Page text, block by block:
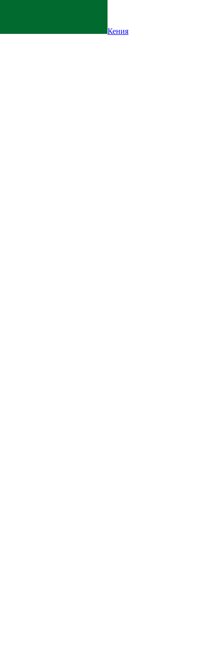
Кения